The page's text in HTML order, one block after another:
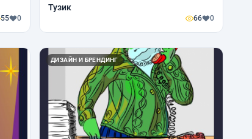
55 0
Тузик
66 0
ДИЗАЙН И БРЕНДИНГ